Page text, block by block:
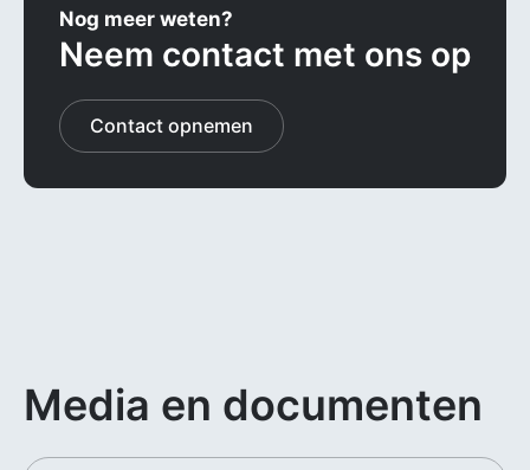
Nog meer weten?
Neem contact met ons op
Contact opnemen
Media en documenten